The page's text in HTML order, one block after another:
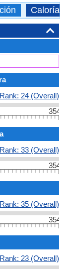
Calorías
Rank: 24 (Overall)
354
Rank: 33 (Overall)
354
Rank: 35 (Overall)
354
Rank: 23 (Overall)